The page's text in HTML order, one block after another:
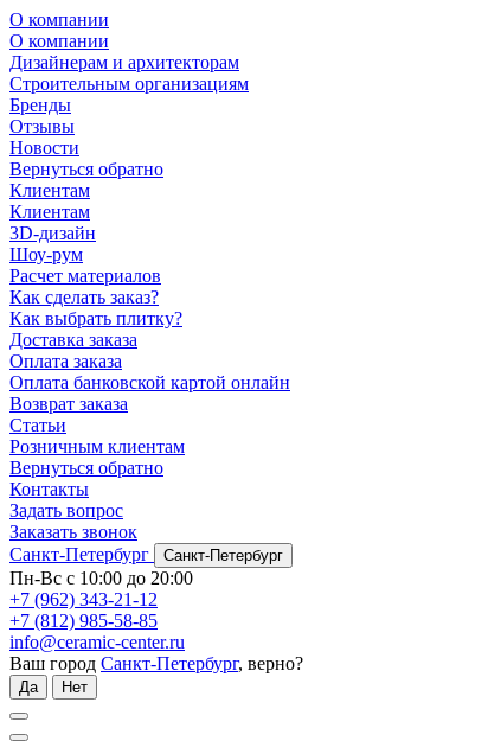
О компании
О компании
Дизайнерам и архитекторам
Строительным организациям
Бренды
Отзывы
Новости
Вернуться обратно
Клиентам
Клиентам
3D-дизайн
Шоу-рум
Расчет материалов
Как сделать заказ?
Как выбрать плитку?
Доставка заказа
Оплата заказа
Оплата банковской картой онлайн
Возврат заказа
Статьи
Розничным клиентам
Вернуться обратно
Контакты
Задать вопрос
Заказать звонок
Санкт-Петербург
Санкт-Петербург
Пн-Вс с 10:00 до 20:00
+7 (962) 343-21-12
+7 (812) 985-58-85
info@ceramic-center.ru
Ваш город Санкт-Петербург, верно?
Да Нет